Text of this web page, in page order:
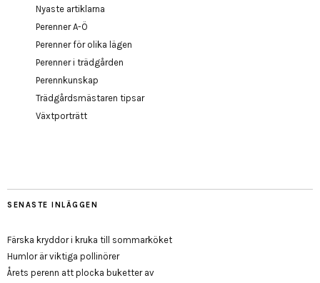
Nyaste artiklarna
Perenner A-Ö
Perenner för olika lägen
Perenner i trädgården
Perennkunskap
Trädgårdsmästaren tipsar
Växtporträtt
SENASTE INLÄGGEN
Färska kryddor i kruka till sommarköket
Humlor är viktiga pollinörer
Årets perenn att plocka buketter av